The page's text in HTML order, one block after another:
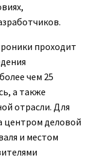
проходит
чем 25
а также
отрасли. Для
центром деловой
и местом